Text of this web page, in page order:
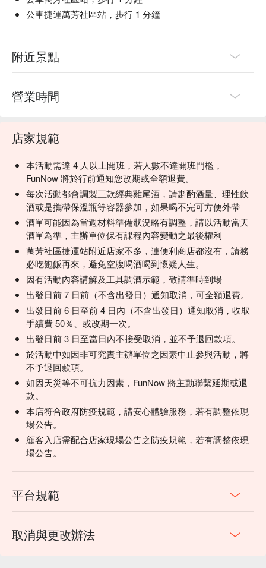
公車捷運萬芳社區站，步行 1 分鐘
附近景點
營業時間
店家規範
本活動需達 4 人以上開班，若人數不達開班門檻，
FunNow 將於行前通知您改期或全額退費。
每次活動都會調製三款經典雞尾酒，請斟酌酒量、理性飲
酒或是攜帶保溫瓶等容器參加，如果喝不完可方便外帶
酒單可能因為當週材料準備狀況略有調整，請以活動當天
酒單為準，主辦單位保有課程內容變動之最後權利
萬芳社區捷運站附近店家不多，連便利商店都沒有，請務
必吃飽飯再來，避免空腹喝酒喝到懷疑人生。
因有活動內容講解及工具調酒示範，敬請準時到場
出發日前 7 日前（不含出發日）通知取消，可全額退費。
出發日前 6 日至前 4 日內（不含出發日）通知取消，收取
手續費 50％、或改期一次。
出發日前 3 日至當日內不接受取消，並不予退回款項。
於活動中如因非可究責主辦單位之因素中止參與活動，將
不予退回款項。
如因天災等不可抗力因素，FunNow 將主動聯繫延期或退
款。
本店符合政府防疫規範，請安心體驗服務，若有調整依現
場公告。
顧客入店需配合店家現場公告之防疫規範，若有調整依現
場公告。
平台規範
取消與更改辦法